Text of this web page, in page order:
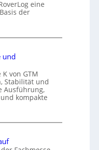
eine
der
und
von GTM
Stabilität und
Ausführung,
kompakte